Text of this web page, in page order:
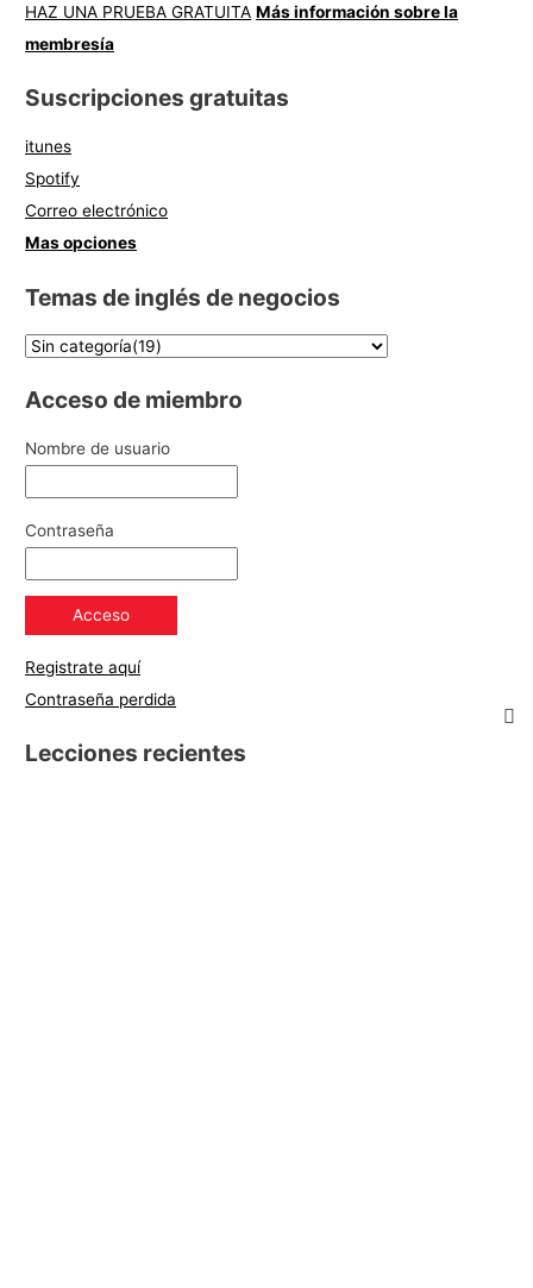
HAZ UNA PRUEBA GRATUITA Más información sobre la
membresía
Suscripciones gratuitas
itunes
Spotify
Correo electrónico
Mas opciones
Temas de inglés de negocios
Acceso de miembro
Nombre de usuario
Contraseña
Registrate aquí
Contraseña perdida
Lecciones recientes